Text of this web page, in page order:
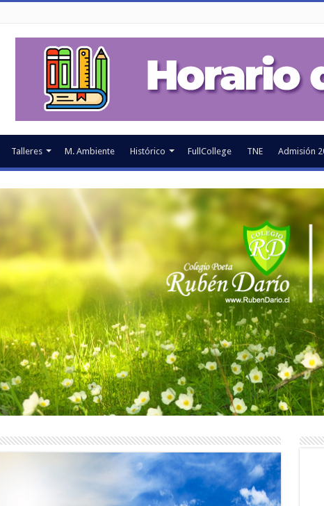
Talleres M. Ambiente Histórico FullCollege TNE Admisión